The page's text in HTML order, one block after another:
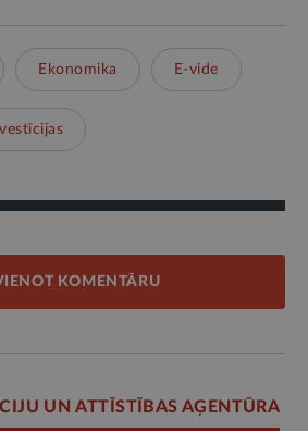
Ekonomika E-vide
KOMENTĀRU
UN ATTĪSTĪBAS AĢENTŪRA